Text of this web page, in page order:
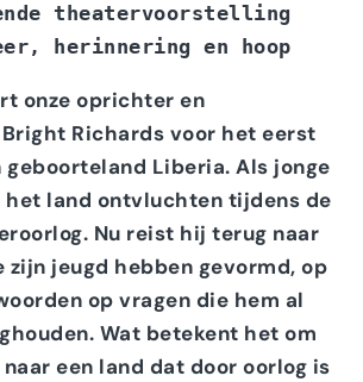
theatervoorstelling
herinnering en hoop
onze oprichter en
Richards voor het eerst
geboorteland Liberia. Als jonge
het land ontvluchten tijdens de
Nu reist hij terug naar
zijn jeugd hebben gevormd, op
op vragen die hem al
Wat betekent het om
een land dat door oorlog is